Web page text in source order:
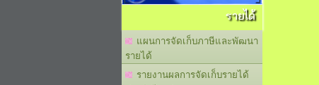
รายได้
แผนการจัดเก็บภาษีและพัฒนา
รายได้
รายงานผลการจัดเก็บรายได้